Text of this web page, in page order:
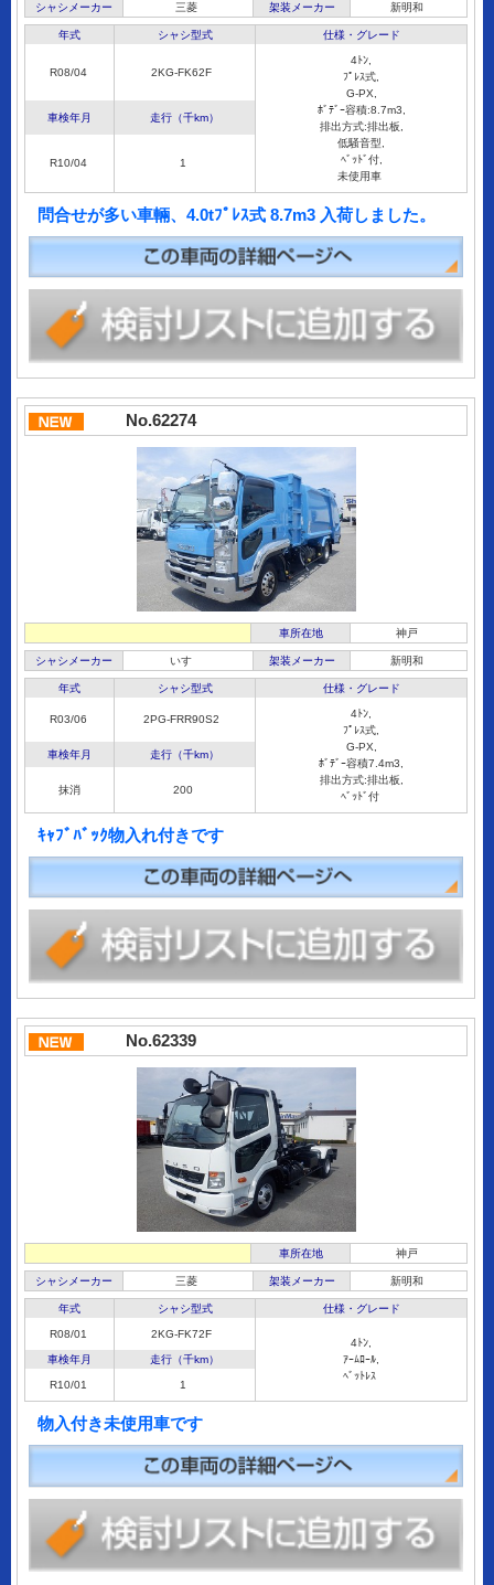
シャシメーカー 三菱 架装メーカー 新明和
年式 シャシ型式 仕様・グレード
R08/04 2KG-FK62F
4ﾄﾝ,
ﾌﾟﾚｽ式,
G-PX,
ﾎﾞﾃﾞｰ容積:8.7m3,
排出方式:排出板,
低騒音型,
ﾍﾞｯﾄﾞ付,
未使用車
車検年月 走行（千km）
R10/04 1
問合せが多い車輛、4.0tﾌﾟﾚｽ式 8.7m3 入荷しました。
No.62274
車所在地 神戸
シャシメーカー いすゞ 架装メーカー 新明和
年式 シャシ型式 仕様・グレード
R03/06 2PG-FRR90S2
4ﾄﾝ,
ﾌﾟﾚｽ式,
G-PX,
ﾎﾞﾃﾞｰ容積7.4m3,
排出方式:排出板,
ﾍﾞｯﾄﾞ付
車検年月 走行（千km）
抹消 200
ｷｬﾌﾞﾊﾞｯｸ物入れ付きです
No.62339
車所在地 神戸
シャシメーカー 三菱 架装メーカー 新明和
年式 シャシ型式 仕様・グレード
R08/01 2KG-FK72F
4ﾄﾝ,
ｱｰﾑﾛｰﾙ,
ﾍﾞｯﾄﾚｽ
車検年月 走行（千km）
R10/01 1
物入付き未使用車です